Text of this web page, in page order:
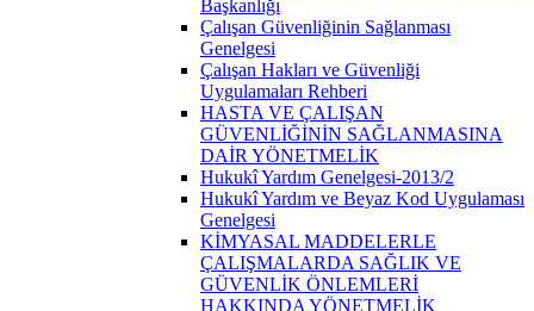
Başkanlığı
Çalışan Güvenliğinin Sağlanması
Genelgesi
Çalışan Hakları ve Güvenliği
Uygulamaları Rehberi
HASTA VE ÇALIŞAN
GÜVENLİĞİNİN SAĞLANMASINA
DAİR YÖNETMELİK
Hukukî Yardım Genelgesi-2013/2
Hukukî Yardım ve Beyaz Kod Uygulaması
Genelgesi
KİMYASAL MADDELERLE
ÇALIŞMALARDA SAĞLIK VE
GÜVENLİK ÖNLEMLERİ
HAKKINDA YÖNETMELİK